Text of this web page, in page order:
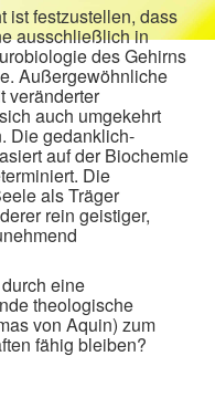
ist festzustellen, dass
ausschließlich in
des Gehirns
Außergewöhnliche
veränderter
auch umgekehrt
Die gedanklich-
auf der Biochemie
Die
als Träger
rein geistiger,
eine
theologische
von Aquin) zum
fähig bleiben?